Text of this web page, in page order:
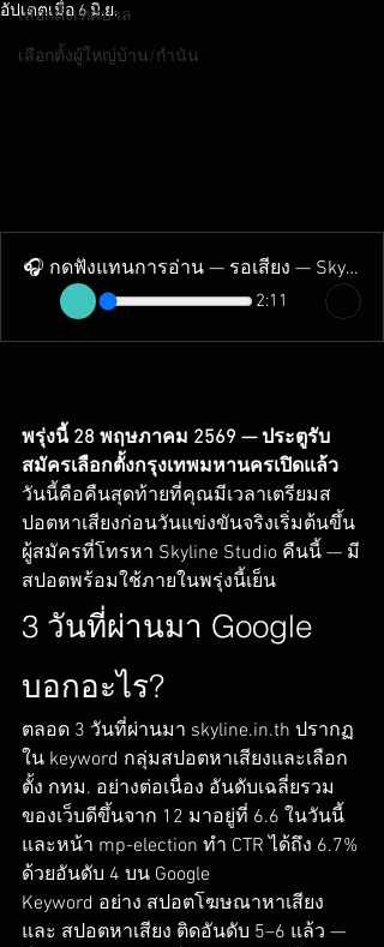
เลือกตั้งเทศบาล
เลือกตั้งผู้ใหญ่บ้าน/กำนัน
อัปเดตเมื่อ6 มิ.ย.
🎧 กดฟังแทนการอ่าน — รอเสียง — Skyline Studio
2:11
พรุ่งนี้ 28 พฤษภาคม 2569 — ประตูรับ
สมัครเลือกตั้งกรุงเทพมหานครเปิดแล้ว
วันนี้คือคืนสุดท้ายที่คุณมีเวลาเตรียมส
ปอตหาเสียงก่อนวันแข่งขันจริงเริ่มต้นขึ้น
ผู้สมัครที่โทรหา Skyline Studio คืนนี้ — มี
สปอตพร้อมใช้ภายในพรุ่งนี้เย็น
3 วันที่ผ่านมา Google
บอกอะไร?
ตลอด 3 วันที่ผ่านมา skyline.in.th ปรากฏ
ใน keyword กลุ่มสปอตหาเสียงและเลือก
ตั้ง กทม. อย่างต่อเนื่อง อันดับเฉลี่ยรวม
ของเว็บดีขึ้นจาก 12 มาอยู่ที่ 6.6 ในวันนี้
และหน้า mp-election ทำ CTR ได้ถึง 6.7%
ด้วยอันดับ 4 บน Google
Keyword อย่าง สปอตโฆษณาหาเสียง
และ สปอตหาเสียง ติดอันดับ 5–6 แล้ว —